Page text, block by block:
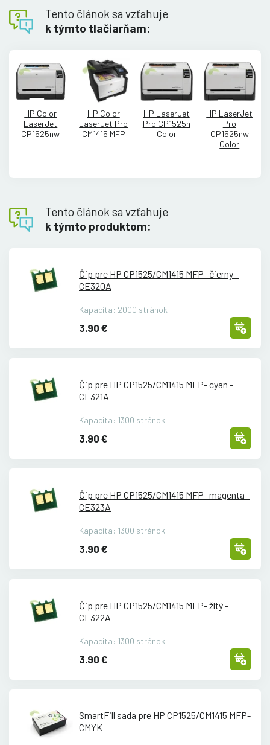
Tento článok sa vzťahuje
k týmto tlačiarňam:
HP Color
LaserJet
CP1525nw
HP Color
LaserJet Pro
CM1415 MFP
HP LaserJet
Pro CP1525n
Color
HP LaserJet
Pro
CP1525nw
Color
Tento článok sa vzťahuje
k týmto produktom:
Čip pre HP CP1525/CM1415 MFP- čierny -
CE320A
Kapacita: 2000 stránok
3.90 €
Čip pre HP CP1525/CM1415 MFP- cyan -
CE321A
Kapacita: 1300 stránok
3.90 €
Čip pre HP CP1525/CM1415 MFP- magenta -
CE323A
Kapacita: 1300 stránok
3.90 €
Čip pre HP CP1525/CM1415 MFP- žltý -
CE322A
Kapacita: 1300 stránok
3.90 €
SmartFill sada pre HP CP1525/CM1415 MFP-
CMYK